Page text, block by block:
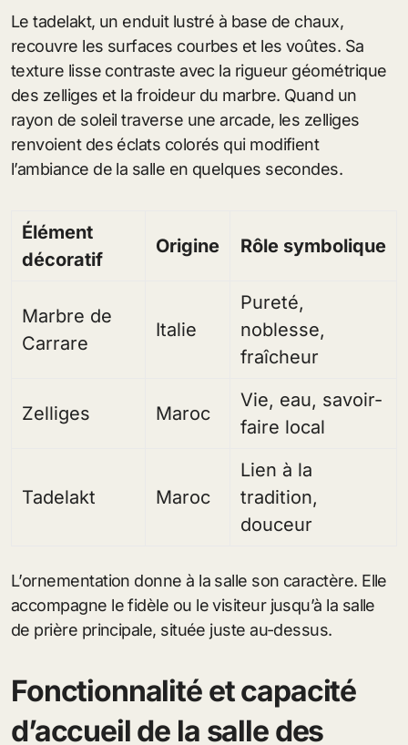
Le tadelakt, un enduit lustré à base de chaux,
recouvre les surfaces courbes et les voûtes. Sa
texture lisse contraste avec la rigueur géométrique
des zelliges et la froideur du marbre. Quand un
rayon de soleil traverse une arcade, les zelliges
renvoient des éclats colorés qui modifient
l’ambiance de la salle en quelques secondes.
Élément
décoratif
Origine Rôle symbolique
Marbre de
Carrare
Italie
Pureté,
noblesse,
fraîcheur
Zelliges Maroc
Vie, eau, savoir-
faire local
Tadelakt Maroc
Lien à la
tradition,
douceur
L’ornementation donne à la salle son caractère. Elle
accompagne le fidèle ou le visiteur jusqu’à la salle
de prière principale, située juste au-dessus.
Fonctionnalité et capacité
d’accueil de la salle des